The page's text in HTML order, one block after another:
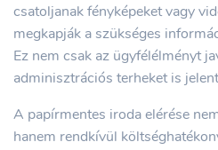
csatoljanak fényképeket vagy
megkapják a szükséges
Ez nem csak az ügyfélélményt
adminisztrációs terheket is
A papírmentes iroda elérése
hanem rendkívül